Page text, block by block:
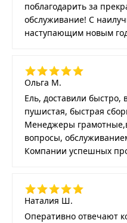
поблагодарить за
обслуживание! С
наступающим новым
Ольга М.
Ель, доставили быстро,
пушистая, быстрая
Менеджеры
вопросы,
Компании успешных
Наталия Ш.
Оперативно отвечают